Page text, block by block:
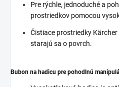
Pre rýchle, jednoduché a
prostriedkov pomocou
Čistiace prostriedky
starajú sa o povrch.
Bubon na hadicu pre pohodlnú